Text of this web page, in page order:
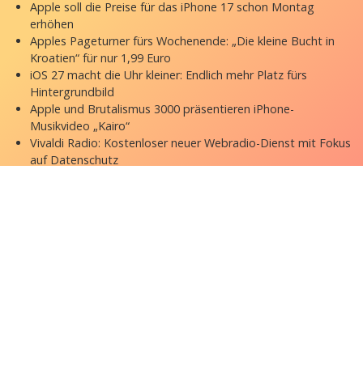
Apple soll die Preise für das iPhone 17 schon Montag
erhöhen
Apples Pageturner fürs Wochenende: „Die kleine Bucht in
Kroatien“ für nur 1,99 Euro
iOS 27 macht die Uhr kleiner: Endlich mehr Platz fürs
Hintergrundbild
Apple und Brutalismus 3000 präsentieren iPhone-
Musikvideo „Kairo“
Vivaldi Radio: Kostenloser neuer Webradio-Dienst mit Fokus
auf Datenschutz